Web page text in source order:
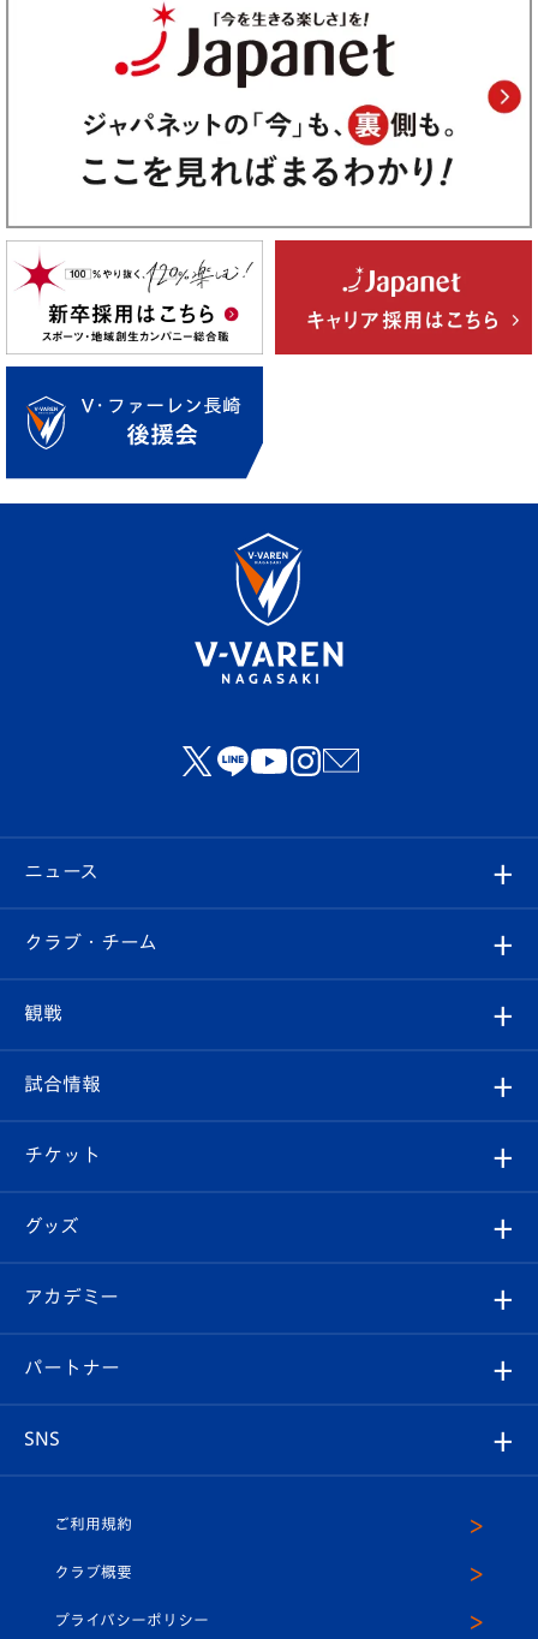
ニュース
すべて
クラブ
試合情報
チケット
イベント
メディア
ホームタウン
クラブ・チーム
クラブ概要
エンブレム紹介
スタッフプロフィール
マスコット紹介
観戦
観戦ルール
はじめての観戦ガイド
Revive Team
ヴィヴィくんの長崎おもてなしガイド
試合情報
試合日程/結果
フォトギャラリー
スタジアムグルメ
チケット
チケット
V-LOVERS（ファンクラブ）
プレイヤーズスイート
グッズ
オンラインショップ
店舗情報
アカデミー
育成からのお知らせ
U-18
パートナー
SNS
ヴィヴィくんインスタグラム
公式LINE＠
ご利用規約
クラブ概要
プライバシーポリシー